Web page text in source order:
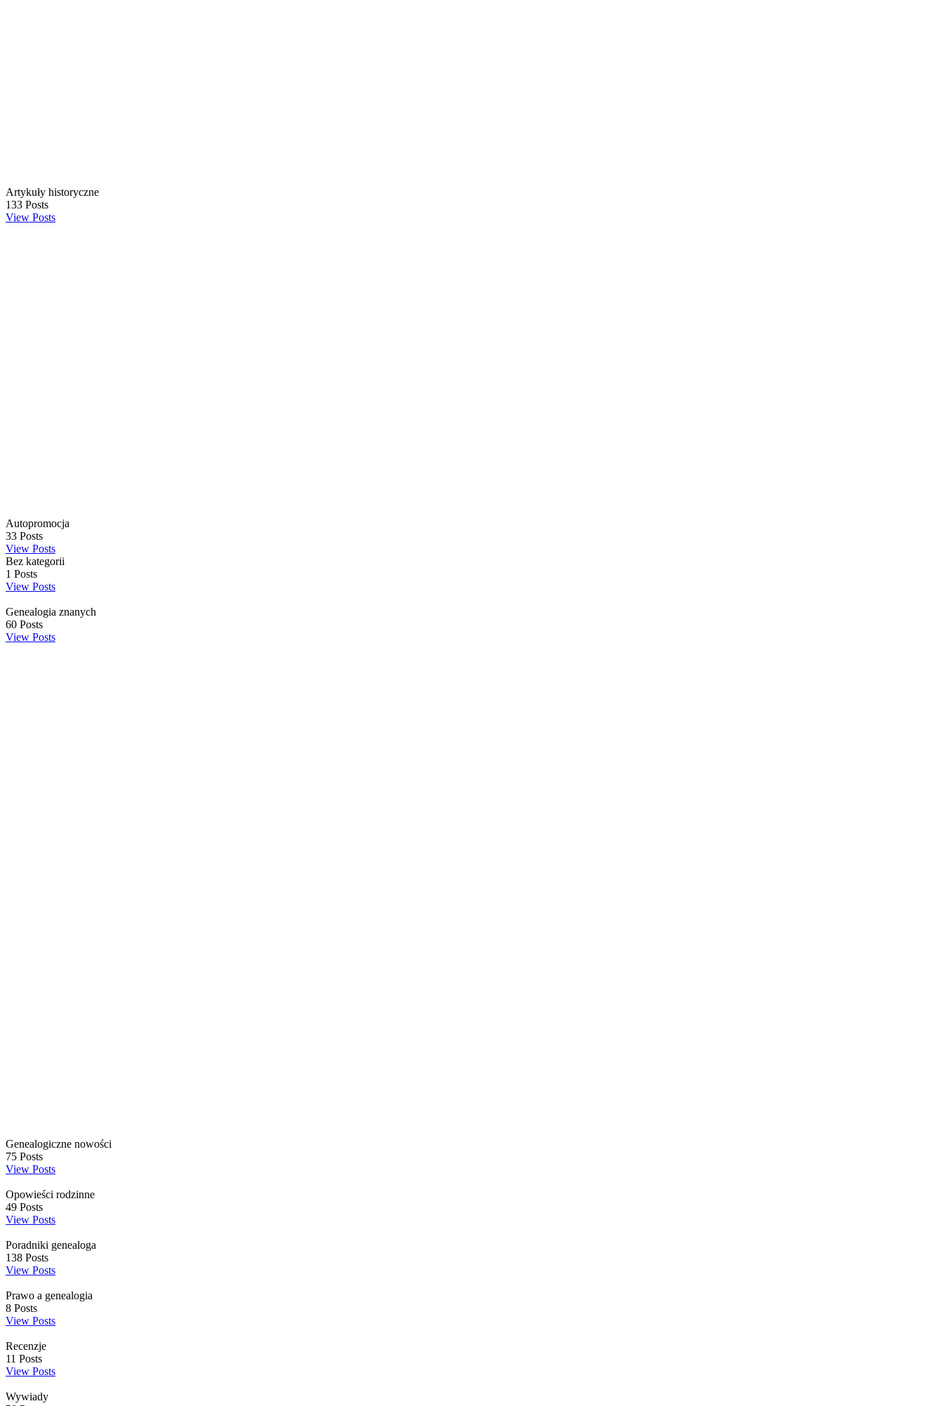
Artykuły historyczne
133 Posts
View Posts
Autopromocja
33 Posts
View Posts
Bez kategorii
1 Posts
View Posts
Genealogia znanych
60 Posts
View Posts
Genealogiczne nowości
75 Posts
View Posts
Opowieści rodzinne
49 Posts
View Posts
Poradniki genealoga
138 Posts
View Posts
Prawo a genealogia
8 Posts
View Posts
Recenzje
11 Posts
View Posts
Wywiady